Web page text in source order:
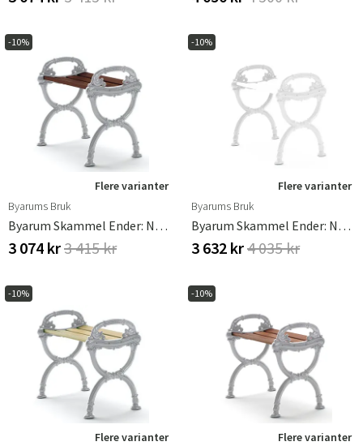
-10%
Flere varianter
Byarums Bruk
Byarum Skammel Ender: Natur / Træ: Brunbejdset Fyr
3 074 kr3 415 kr
-10%
Flere varianter
Byarums Bruk
Byarum Skammel Ender: Natur / Træ: Hvidlakeret Fyrretræ
3 632 kr4 035 kr
-10%
Flere varianter
-10%
Flere varianter